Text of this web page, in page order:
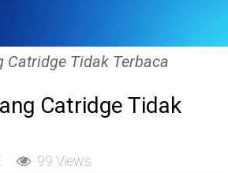
Catridge Tidak Terbaca
Catridge Tidak
99 Views